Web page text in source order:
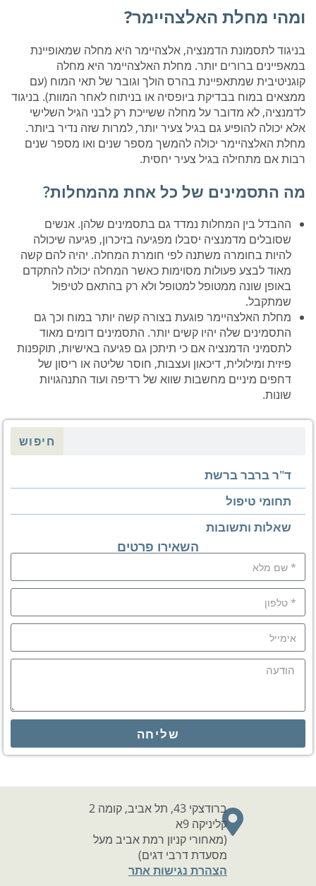
חיפוש
ד"ר ברבר ברשת
תחומי טיפול
שאלות ותשובות
השאירו פרטים
שליחה
ומהי מחלת האלצהיימר?
בניגוד לתסמונת הדמנציה, אלצהיימר היא מחלה שמאופיינת
במאפיינים ברורים יותר. מחלת האלצהיימר היא מחלה
קוגניטיבית שמתאפיינת בהרס הולך וגובר של תאי המוח (עם
ממצאים במוח בבדיקת ביופסיה או בניתוח לאחר המוות). בניגוד
לדמנציה, לא מדובר על מחלה ששייכת רק לבני הגיל השלישי
אלא יכולה להופיע גם בגיל צעיר יותר, למרות שזה נדיר ביותר.
מחלת האלצהיימר יכולה להמשך מספר שנים ואו מספר שנים
רבות אם מתחילה בגיל צעיר יחסית.
מה התסמינים של כל אחת מהמחלות?
ההבדל בין המחלות נמדד גם בתסמינים שלהן. אנשים
שסובלים מדמנציה יסבלו מפגיעה בזיכרון, פגיעה שיכולה
להיות בחומרה משתנה לפי חומרת המחלה. יהיה להם קשה
מאוד לבצע פעולות מסוימות כאשר המחלה יכולה להתקדם
באופן שונה ממטופל למטופל ולא רק בהתאם לטיפול
שמתקבל.
מחלת האלצהיימר פוגעת בצורה קשה יותר במוח וכך גם
התסמינים שלה יהיו קשים יותר. התסמינים דומים מאוד
לתסמיני הדמנציה אם כי תיתכן גם פגיעה באישיות, תוקפנות
פיזית ומילולית, דיכאון ועצבות, חוסר שליטה או ריסון של
דחפים מיניים מחשבות שווא של רדיפה ועוד התנהגויות
שונות.
ברודצקי 43, תל אביב, קומה 2
קליניקה 9א
(מאחורי קניון רמת אביב מעל
מסעדת דרבי דגים)
הצהרת נגישות אתר